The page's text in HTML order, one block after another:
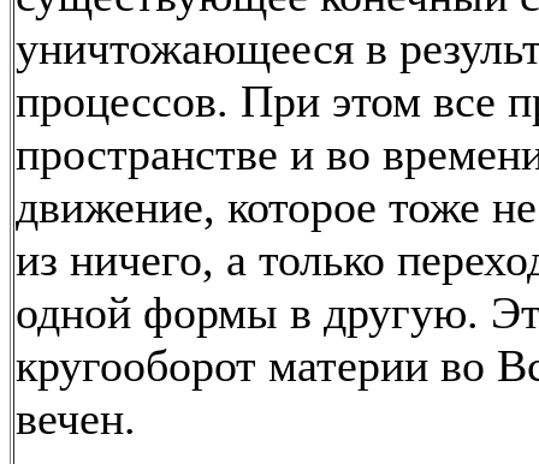
уничтожающееся в
процессов. При этом все
пространстве и во
движение, которое тоже
из ничего, а только
одной формы в другую.
кругооборот материи во
вечен.